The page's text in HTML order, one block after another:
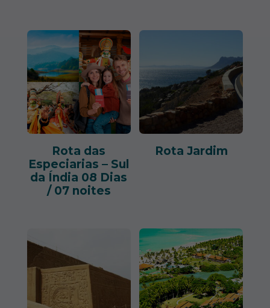
Rota das
Especiarias – Sul
da Índia 08 Dias
/ 07 noites
Rota Jardim